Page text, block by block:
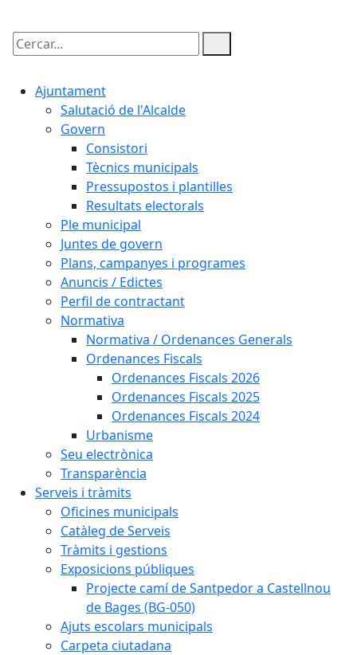
Cercar:
Ajuntament
Salutació de l'Alcalde
Govern
Consistori
Tècnics municipals
Pressupostos i plantilles
Resultats electorals
Ple municipal
Juntes de govern
Plans, campanyes i programes
Anuncis / Edictes
Perfil de contractant
Normativa
Normativa / Ordenances Generals
Ordenances Fiscals
Ordenances Fiscals 2026
Ordenances Fiscals 2025
Ordenances Fiscals 2024
Urbanisme
Seu electrònica
Transparència
Serveis i tràmits
Oficines municipals
Catàleg de Serveis
Tràmits i gestions
Exposicions públiques
Projecte camí de Santpedor a Castellnou
de Bages (BG-050)
Ajuts escolars municipals
Carpeta ciutadana